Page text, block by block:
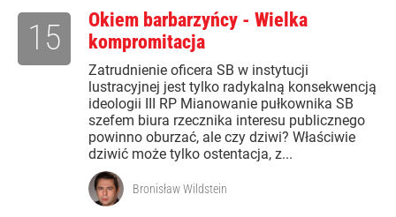
Okiem barbarzyńcy - Wielka
kompromitacja
Zatrudnienie oficera SB w instytucji
lustracyjnej jest tylko radykalną konsekwencją
ideologii III RP Mianowanie pułkownika SB
szefem biura rzecznika interesu publicznego
powinno oburzać, ale czy dziwi? Właściwie
dziwić może tylko ostentacja, z...
15
Bronisław Wildstein